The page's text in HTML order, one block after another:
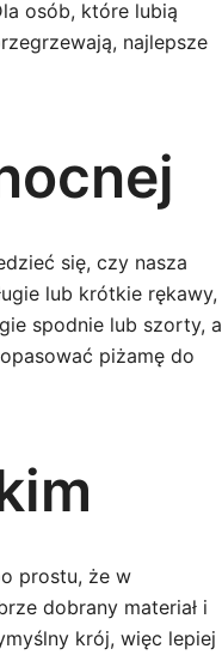
osób, które lubią
najlepsze
się, czy nasza
lub krótkie rękawy,
spodnie lub szorty, a
piżamę do
prostu, że w
dobrany materiał i
krój, więc lepiej